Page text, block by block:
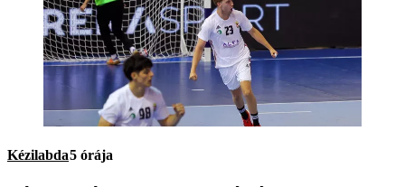
Kézilabda5 órája